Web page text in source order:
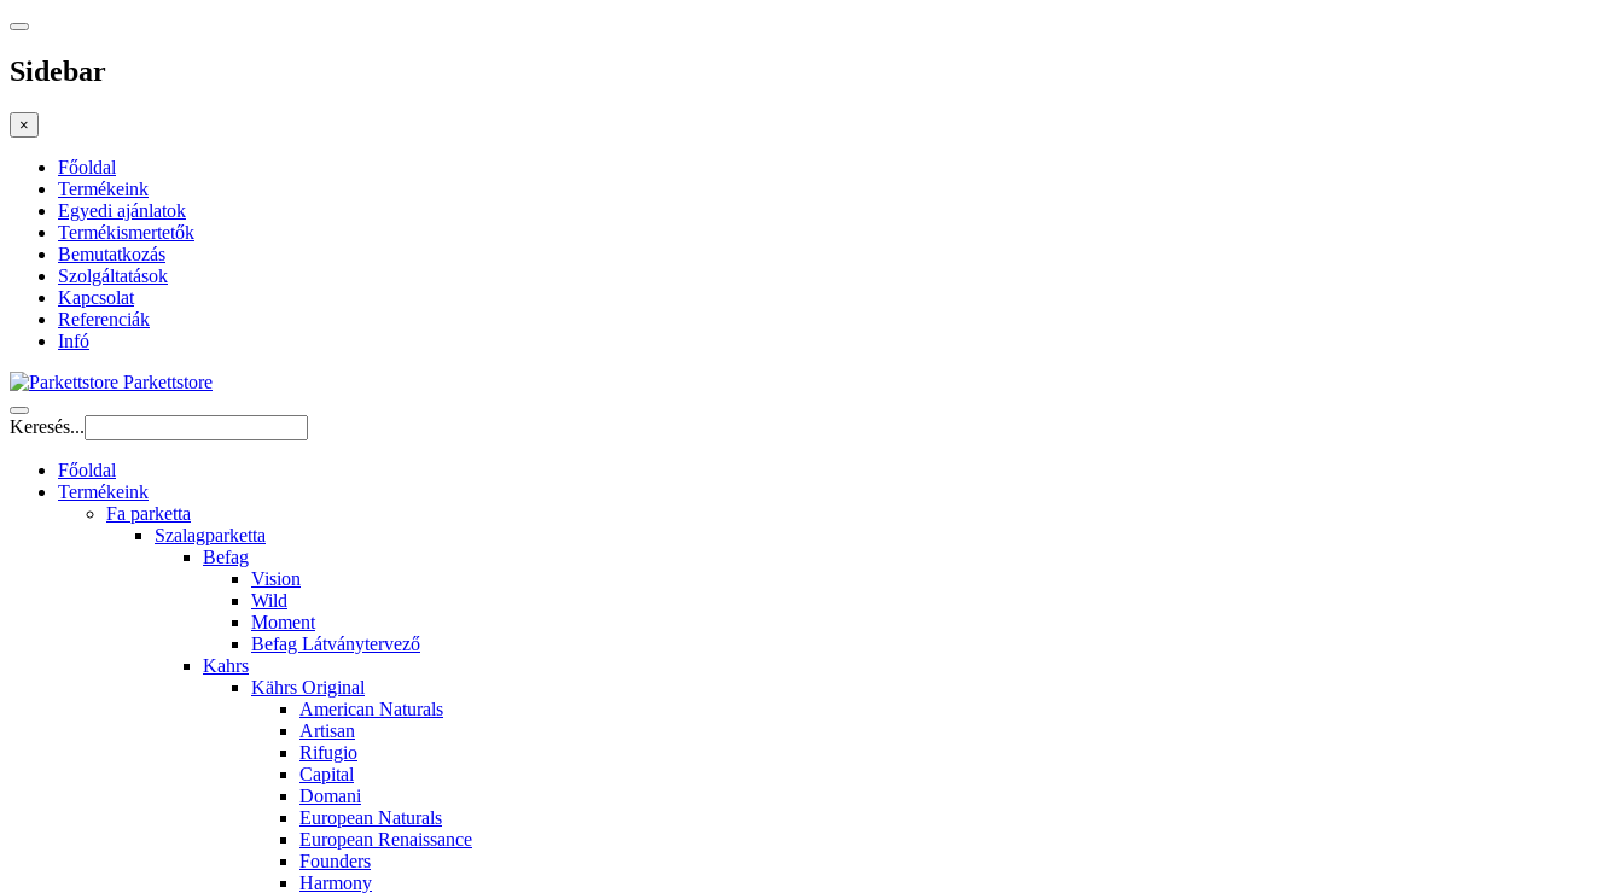
Sidebar
×
Főoldal
Termékeink
Egyedi ajánlatok
Termékismertetők
Bemutatkozás
Szolgáltatások
Kapcsolat
Referenciák
Infó
Parkettstore
Keresés...
Főoldal
Termékeink
Fa parketta
Szalagparketta
Befag
Vision
Wild
Moment
Befag Látványtervező
Kahrs
Kährs Original
American Naturals
Artisan
Rifugio
Capital
Domani
European Naturals
European Renaissance
Founders
Harmony